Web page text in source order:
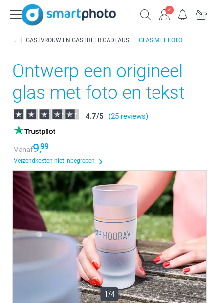
GASTVROUW EN GASTHEER CADEAUS GLAS MET FOTO
Ontwerp een origineel
glas met foto en tekst
4.7/5 (25 reviews)
Vanaf9,99
Verzendkosten niet inbegrepen
1/4